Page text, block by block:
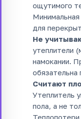
ощутимого
для
Не
утеплители
намокании.
обязательна
Считают
Утеплитель
пола, а не